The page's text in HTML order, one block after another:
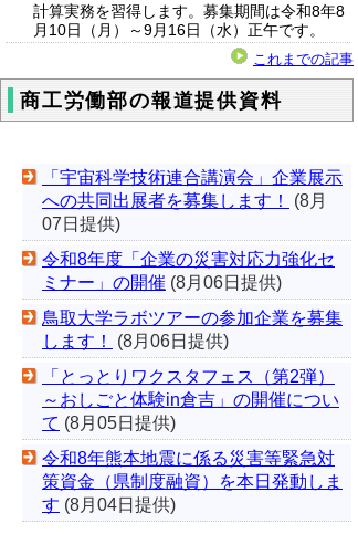
計算実務を習得します。募集期間は令和8年8
月10日（月）～9月16日（水）正午です。
これまでの記事
商工労働部の報道提供資料
「宇宙科学技術連合講演会」企業展示
への共同出展者を募集します！
(8月
07日提供)
令和8年度「企業の災害対応力強化セ
ミナー」の開催 (8月06日提供)
鳥取大学ラボツアーの参加企業を募集
します！
(8月06日提供)
「とっとりワクスタフェス（第2弾）
～おしごと体験in倉吉」の開催につい
て (8月05日提供)
令和8年熊本地震に係る災害等緊急対
策資金（県制度融資）を本日発動しま
す (8月04日提供)